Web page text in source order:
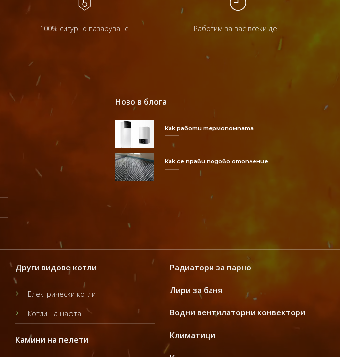
100% сигурно пазаруване Работим за вас всеки ден
Ново в блога
Как работи термопомпата
Как се прави подово отопление
Други видове котли
Електрически котли
Котли на нафта
Камини на пелети
Радиатори за парно
Лири за баня
Водни вентилаторни конвектори
Климатици